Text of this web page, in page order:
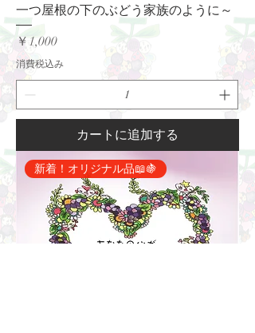
一つ屋根の下のぶどう家族のように～
価格
￥1,000
消費税込み
カートに追加する
新着！オリジナル品📖🍇